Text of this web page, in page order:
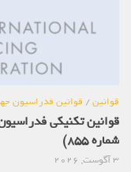
قوانین/قوانین فدراسیون جهانی
شماره 855)